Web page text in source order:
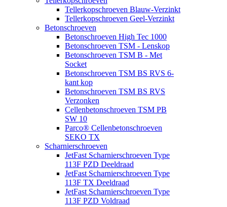
Tellerkopschroeven Blauw-Verzinkt
Tellerkopschroeven Geel-Verzinkt
Betonschroeven
Betonschroeven High Tec 1000
Betonschroeven TSM - Lenskop
Betonschroeven TSM B - Met
Socket
Betonschroeven TSM BS RVS 6-
kant kop
Betonschroeven TSM BS RVS
Verzonken
Cellenbetonschroeven TSM PB
SW 10
Parco® Cellenbetonschroeven
SEKO TX
Scharnierschroeven
JetFast Scharnierschroeven Type
113F PZD Deeldraad
JetFast Scharnierschroeven Type
113F TX Deeldraad
JetFast Scharnierschroeven Type
113F PZD Voldraad